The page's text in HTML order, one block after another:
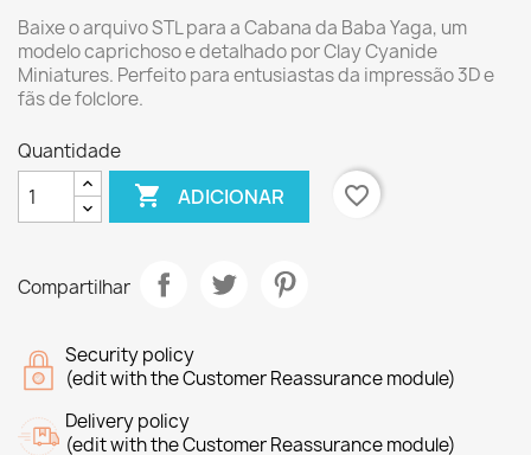
Baixe o arquivo STL para a Cabana da Baba Yaga, um
modelo caprichoso e detalhado por Clay Cyanide
Miniatures. Perfeito para entusiastas da impressão 3D e
fãs de folclore.
Quantidade
 ADICIONAR favorite_border
Compartilhar
Security policy
(edit with the Customer Reassurance module)
Delivery policy
(edit with the Customer Reassurance module)